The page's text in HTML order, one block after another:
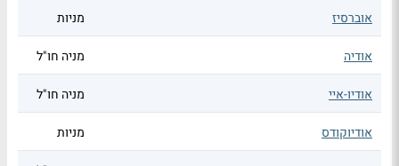
אוברסיז
מניות
אודיה מניה חו"ל
אודיו-איי מניה חו"ל
אודיוקודס מניות